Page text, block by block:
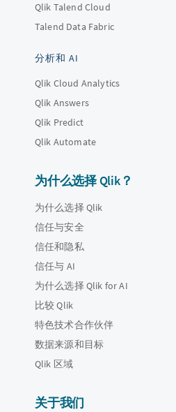
Qlik Talend Cloud
Talend Data Fabric
分析和 AI
Qlik Cloud Analytics
Qlik Answers
Qlik Predict
Qlik Automate
为什么选择 Qlik？
为什么选择 Qlik
信任与安全
信任和隐私
信任与 AI
为什么选择 Qlik for AI
比较 Qlik
特色技术合作伙伴
数据来源和目标
Qlik 区域
关于我们